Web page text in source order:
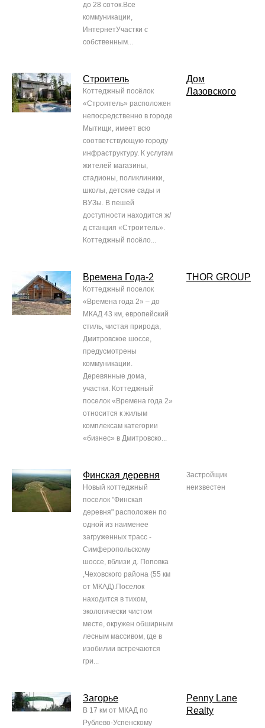
до 28 соток.Все
коммуникации,
ИнтернетУчастки с
собственным...
Строитель
Коттеджный посёлок
«Строитель» расположен
непосредственно в городе
Мытищи, имеет всю
соответствующую городу
инфраструктуру. К услугам
жителей магазины,
стадионы, поликлиники,
школы, детские сады и
ВУЗы. В пешей
доступности находится ж/
д станция «Строитель».
Коттеджный посёло...
Дом
Лазовского
Времена Года-2
Коттеджный поселок
«Времена года 2» – до
МКАД 43 км, европейский
стиль, чистая природа,
Дмитровское шоссе,
предусмотрены
коммуникации.
Деревянные дома,
участки. Коттеджный
поселок «Времена года 2»
относится к жилым
комплексам категории
«бизнес» в Дмитровско...
THOR GROUP
Финская деревня
Новый коттеджный
поселок "Финская
деревня" расположен по
одной из наименее
загруженных трасс -
Симферопольскому
шоссе, вблизи д. Поповка
,Чеховского района (55 км
от МКАД).Поселок
находится в тихом,
экологически чистом
месте, окружен обширным
лесным массивом, где в
изобилии встречаются
гри...
Застройщик
неизвестен
Загорье
В 17 км от МКАД по
Рублево-Успенскому
Penny Lane
Realty